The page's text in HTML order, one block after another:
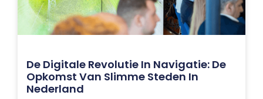
De Digitale Revolutie In Navigatie: De
Opkomst Van Slimme Steden In
Nederland